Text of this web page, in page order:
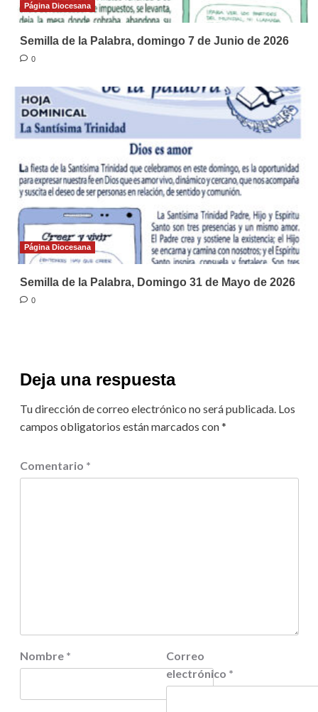
Página Diocesana
Semilla de la Palabra, domingo 7 de Junio de 2026
0
Página Diocesana
Semilla de la Palabra, Domingo 31 de Mayo de 2026
0
Deja una respuesta
Tu dirección de correo electrónico no será publicada. Los
campos obligatorios están marcados con*
Comentario *
Nombre *
Correo
electrónico *